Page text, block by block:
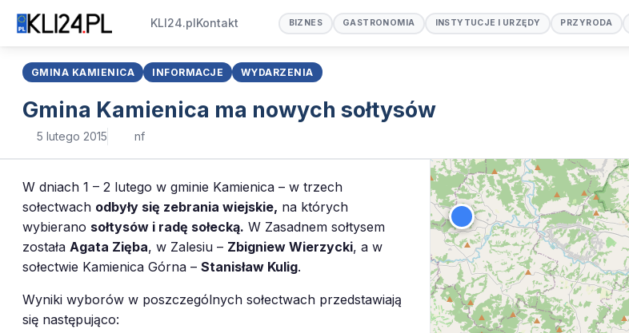
KLI24.plKontakt BIZNES GASTRONOMIA INSTYTUCJE I URZĘDY PRZYRODA
GMINA KAMIENICA INFORMACJE WYDARZENIA
Gmina Kamienica ma nowych sołtysów
5 lutego 2015 nf
W dniach 1 – 2 lutego w gminie Kamienica – w trzech
sołectwach odbyły się zebrania wiejskie, na których
wybierano sołtysów i radę sołecką. W Zasadnem sołtysem
została Agata Zięba, w Zalesiu – Zbigniew Wierzycki, a w
sołectwie Kamienica Górna – Stanisław Kulig.
Wyniki wyborów w poszczególnych sołectwach przedstawiają
się następująco: